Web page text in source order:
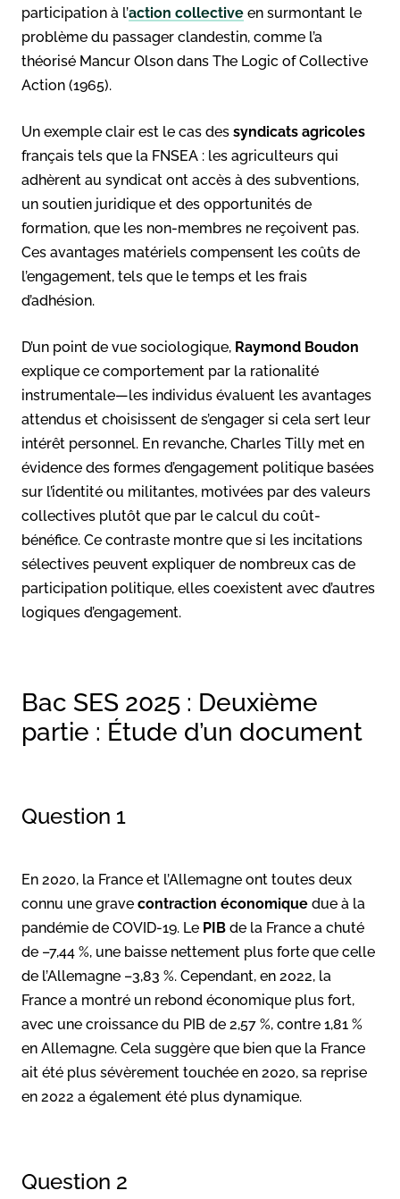
participation à l’action collective en surmontant le
problème du passager clandestin, comme l’a
théorisé Mancur Olson dans The Logic of Collective
Action (1965).
Un exemple clair est le cas des syndicats agricoles
français tels que la FNSEA : les agriculteurs qui
adhèrent au syndicat ont accès à des subventions,
un soutien juridique et des opportunités de
formation, que les non-membres ne reçoivent pas.
Ces avantages matériels compensent les coûts de
l’engagement, tels que le temps et les frais
d’adhésion.
D’un point de vue sociologique, Raymond Boudon
explique ce comportement par la rationalité
instrumentale—les individus évaluent les avantages
attendus et choisissent de s’engager si cela sert leur
intérêt personnel. En revanche, Charles Tilly met en
évidence des formes d’engagement politique basées
sur l’identité ou militantes, motivées par des valeurs
collectives plutôt que par le calcul du coût-
bénéfice. Ce contraste montre que si les incitations
sélectives peuvent expliquer de nombreux cas de
participation politique, elles coexistent avec d’autres
logiques d’engagement.
Bac SES 2025 : Deuxième
partie : Étude d’un document
Question 1
En 2020, la France et l’Allemagne ont toutes deux
connu une grave contraction économique due à la
pandémie de COVID-19. Le PIB de la France a chuté
de –7,44 %, une baisse nettement plus forte que celle
de l’Allemagne –3,83 %. Cependant, en 2022, la
France a montré un rebond économique plus fort,
avec une croissance du PIB de 2,57 %, contre 1,81 %
en Allemagne. Cela suggère que bien que la France
ait été plus sévèrement touchée en 2020, sa reprise
en 2022 a également été plus dynamique.
Question 2